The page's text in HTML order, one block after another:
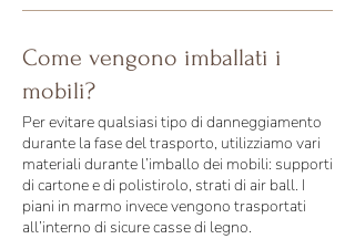
Come vengono imballati i
mobili?
Per evitare qualsiasi tipo di danneggiamento
durante la fase del trasporto, utilizziamo vari
materiali durante l’imballo dei mobili: supporti
di cartone e di polistirolo, strati di air ball. I
piani in marmo invece vengono trasportati
all’interno di sicure casse di legno.